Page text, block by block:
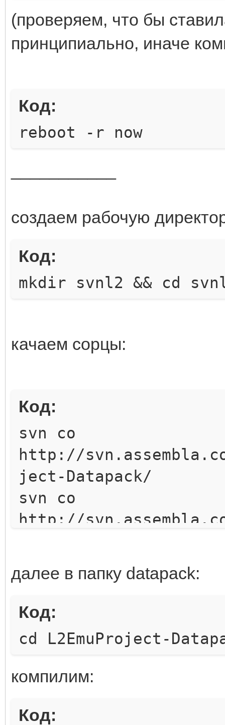
## -Xmxm можно
будет быстрее, но
(проверяем, что бы
принципиально, иначе
Код:
reboot -r now
создаем рабочую
Код:
mkdir svnl2 && cd
качаем сорцы:
Код:
svn co
http://
ject-Datapack/
svn co
http://
http://
ject-Login/
svn co
http://
ject-Geo/
далее в папку datapack:
Код:
cd L2EmuProject-
компилим:
Код: